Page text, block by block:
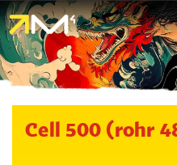
Cell 500 (rohr